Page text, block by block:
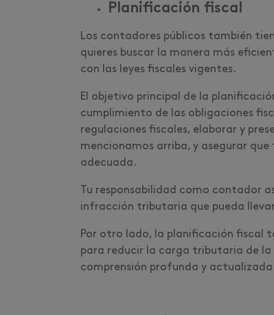
Planificación fiscal
Los contadores públicos también
quieres buscar la manera más
con las leyes fiscales vigentes.
El objetivo principal de la
cumplimiento de las obligaciones
regulaciones fiscales, elaborar y
mencionamos arriba, y asegurar
adecuada.
Tu responsabilidad como contador
infracción tributaria que pueda
Por otro lado, la planificación fiscal
para reducir la carga tributaria de la
comprensión profunda y actualizada